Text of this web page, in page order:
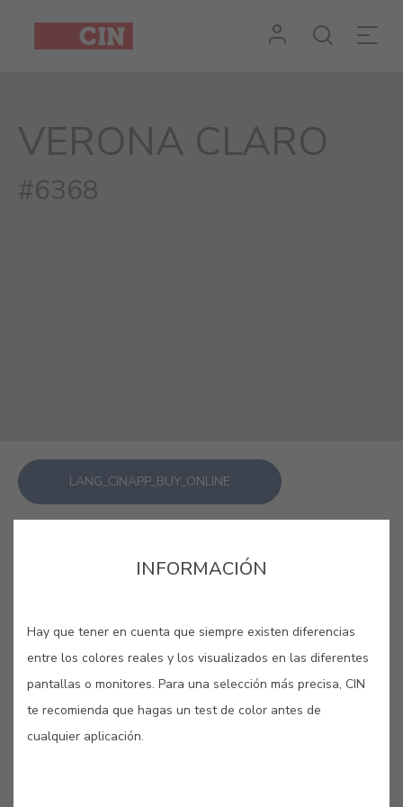
VERONA CLARO
#6368
LANG_CINAPP_BUY_ONLINE
VERONA CLARO #6368
Para obtener tonalidades más claras
INFORMACIÓN
Hay que tener en cuenta que siempre existen diferencias
entre los colores reales y los visualizados en las diferentes
pantallas o monitores. Para una selección más precisa, CIN
te recomienda que hagas un test de color antes de
cualquier aplicación.